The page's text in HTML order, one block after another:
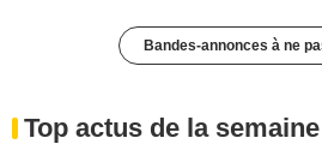
Bandes-annonces à ne
Top actus de la semaine